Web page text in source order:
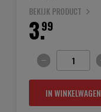
BEKIJK PRODUCT
99
3.
IN WINKELWAGEN